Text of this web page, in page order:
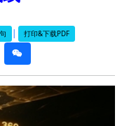
| 打印&下载PDF
weixin